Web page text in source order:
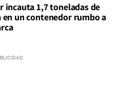
incauta 1,7 toneladas de
en un contenedor rumbo a